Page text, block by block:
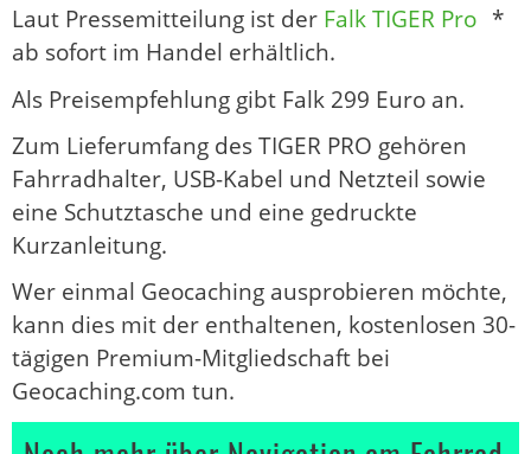
Laut Pressemitteilung ist der Falk TIGER Pro *
ab sofort im Handel erhältlich.
Als Preisempfehlung gibt Falk 299 Euro an.
Zum Lieferumfang des TIGER PRO gehören
Fahrradhalter, USB-Kabel und Netzteil sowie
eine Schutztasche und eine gedruckte
Kurzanleitung.
Wer einmal Geocaching ausprobieren möchte,
kann dies mit der enthaltenen, kostenlosen 30-
tägigen Premium-Mitgliedschaft bei
Geocaching.com tun.